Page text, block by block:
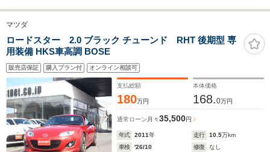
マツダ
ロードスター 2.0 ブラック チューンド RHT 後期型 専
用装備 HKS車高調 BOSE
販売店保証 購入プラン付 オンライン相談可
支払総額
180万円
本体価格
168.0万円
通常ローン 月々35,500円
年式 2011年 走行 10.5万km
車検
'26/10 修復
なし